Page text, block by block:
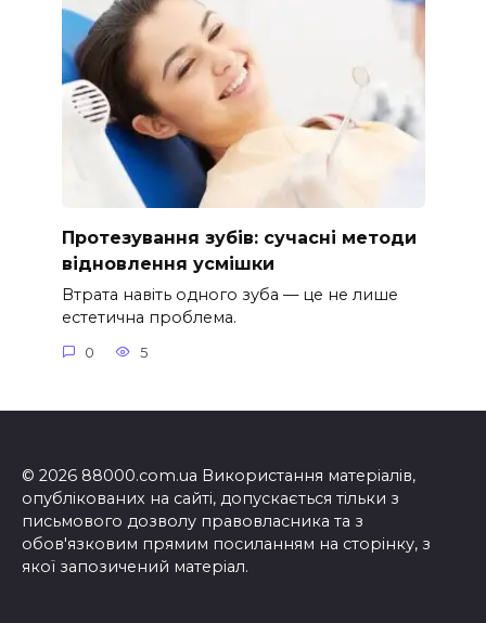
Протезування зубів: сучасні методи
відновлення усмішки
Втрата навіть одного зуба — це не лише
естетична проблема.
0 5
© 2026 88000.com.ua Використання матеріалів,
опублікованих на сайті, допускається тільки з
письмового дозволу правовласника та з
обов'язковим прямим посиланням на сторінку, з
якої запозичений матеріал.